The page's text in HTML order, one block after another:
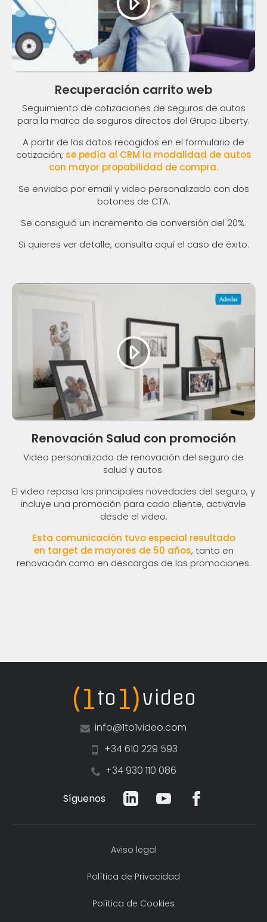
Recuperación carrito web
Seguimiento de cotizaciones de seguros de autos
para la marca de seguros directos del Grupo Liberty.
A partir de los datos recogidos en el formulario de
cotización, se pedía al CRM la modalidad de autos
con mayor propabilidad de compra.
Se enviaba por email y video personalizado con dos
botones de CTA.
Se consiguió un incremento de conversión del 20%.
Si quieres ver detalle, consulta aquí el caso de éxito.
Renovación Salud con promoción
Video personalizado de renovación del seguro de
salud y autos.
El video repasa las principales novedades del seguro, y
incluye una promoción para cada cliente, activavle
desde el video.
Esta comunicación tuvo especial resultado
en target de mayores de 50 años, tanto en
renovación como en descargas de las promociones.
(1to 1)video
info@1to1video.com
+34 610 229 593
+34 930 110 086
Síguenos
Aviso legal
Política de Privacidad
Política de Cookies